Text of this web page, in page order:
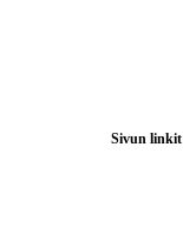
Sivun linkit